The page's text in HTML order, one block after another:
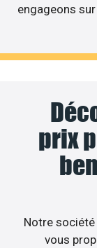
engageons
prix
Notre société
vous